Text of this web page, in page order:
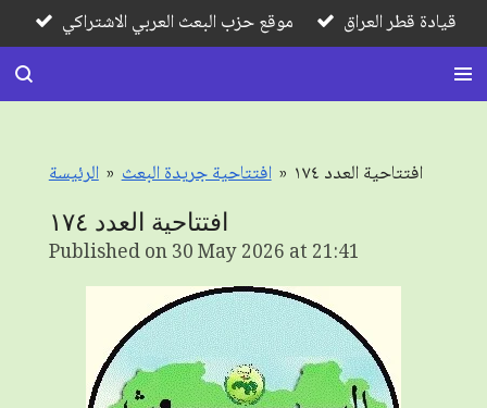
Skip
to
main
content
موقع حزب البعث العربي الاشتراكي قيادة قطر العراق
الرئيسة » افتتاحية جريدة البعث » افتتاحية العدد ١٧٤
افتتاحية العدد ١٧٤
Published on 30 May 2026 at 21:41